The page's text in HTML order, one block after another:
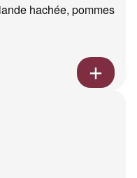
hachée, pommes